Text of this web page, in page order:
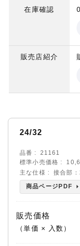
在庫確認
販売店紹介
24/32
品番
21161
標準小売価格
主な仕様
接合部
商品ページPDF
販売価格
（単価 × 入数）